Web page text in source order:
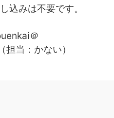
込みは不要です。
＠
当：かない）